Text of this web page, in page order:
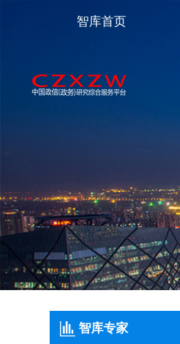
智库首页
智库专家